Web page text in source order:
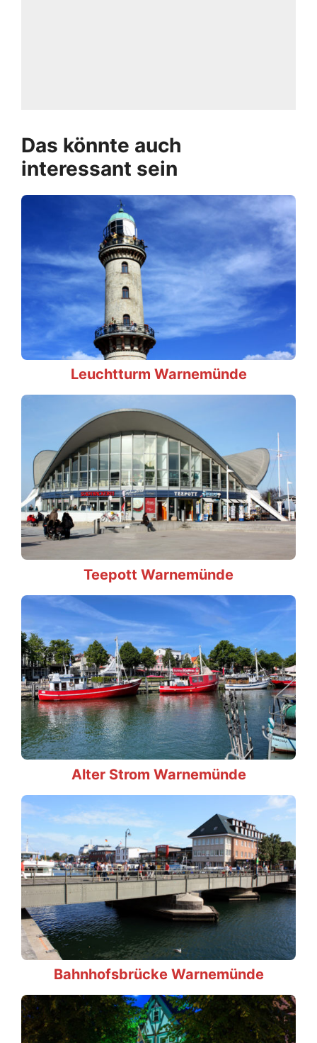
Das könnte auch
interessant sein
Leuchtturm Warnemünde
Teepott Warnemünde
Alter Strom Warnemünde
Bahnhofsbrücke Warnemünde